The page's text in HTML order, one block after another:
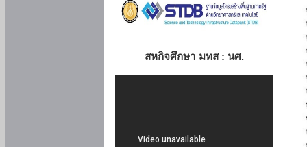
สหกิจศึกษา มทส : นศ.